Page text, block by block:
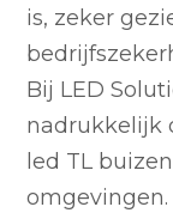
is, zeker
Bij LED
nadrukkelijk
led TL